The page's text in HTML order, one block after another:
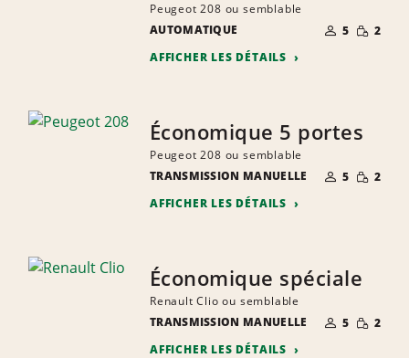
Peugeot 208 ou semblable
AUTOMATIQUE
NOMBRE DE
PERSONNES
5 RÉDUITE
2
AFFICHER LES DÉTAILS
Économique 5 portes
Peugeot 208 ou semblable
TRANSMISSION MANUELLE
NOMBRE DE
PERSONNES
5 RÉDUITE
2
AFFICHER LES DÉTAILS
Économique spéciale
Renault Clio ou semblable
TRANSMISSION MANUELLE
NOMBRE DE
PERSONNES
5 RÉDUITE
2
AFFICHER LES DÉTAILS